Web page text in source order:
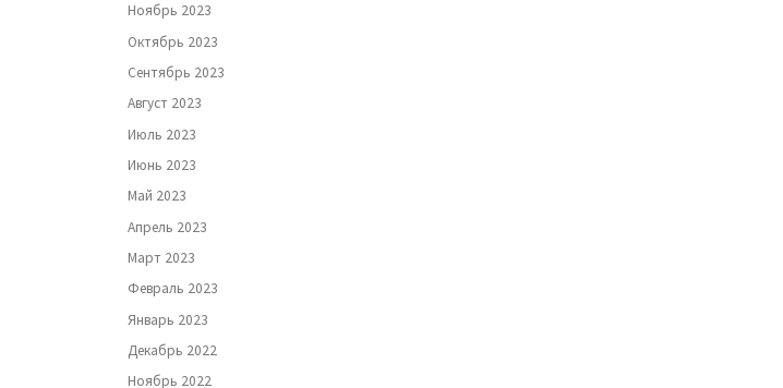
Ноябрь 2023
Октябрь 2023
Сентябрь 2023
Август 2023
Июль 2023
Июнь 2023
Май 2023
Апрель 2023
Март 2023
Февраль 2023
Январь 2023
Декабрь 2022
Ноябрь 2022